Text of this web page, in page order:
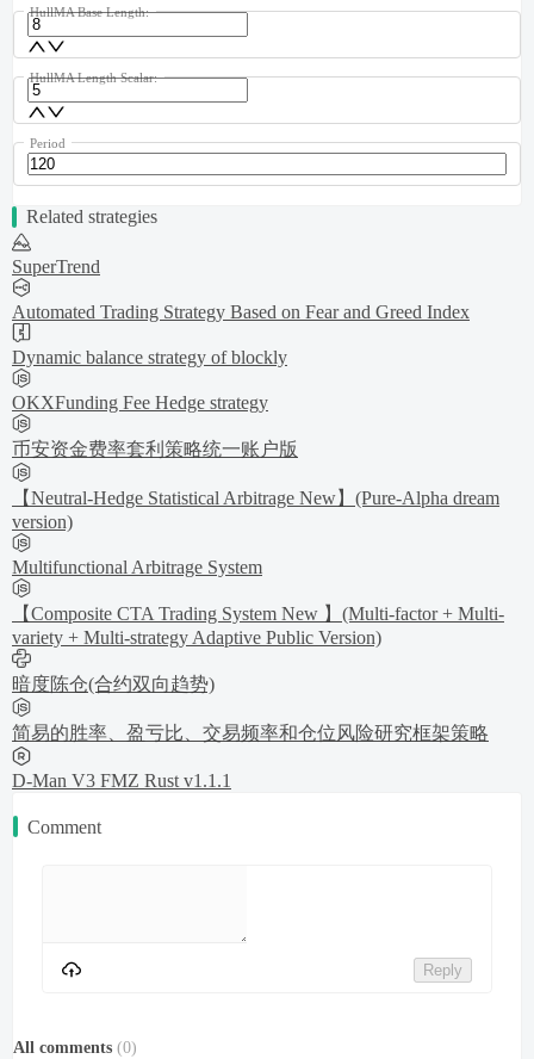
HullMA Base Length:
HullMA Length Scalar:
Period
Related strategies
SuperTrend
Automated Trading Strategy Based on Fear and Greed Index
Dynamic balance strategy of blockly
OKXFunding Fee Hedge strategy
币安资金费率套利策略统一账户版
【Neutral-Hedge Statistical Arbitrage New】(Pure-Alpha dream
version)
Multifunctional Arbitrage System
【Composite CTA Trading System New 】(Multi-factor + Multi-
variety + Multi-strategy Adaptive Public Version)
暗度陈仓(合约双向趋势)
简易的胜率、盈亏比、交易频率和仓位风险研究框架策略
D-Man V3 FMZ Rust v1.1.1
Comment
Reply
All comments (0)